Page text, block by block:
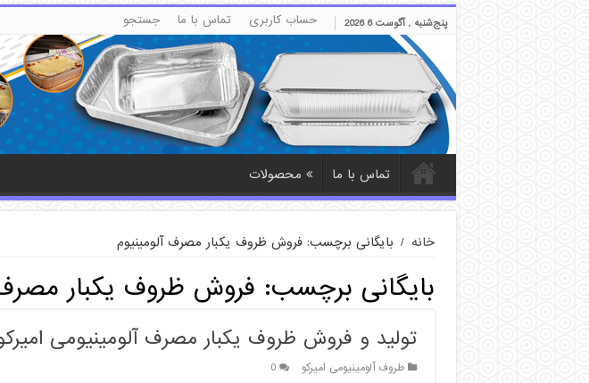
پنج‌شنبه , آگوست 6 2026 حساب کاربری تماس با ما جستجو
جستجو
برای:
دکمه جستجو
تماس با ما محصولات
خانه / بایگانی برچسب: فروش ظروف یکبار مصرف آلومینیوم
بایگانی برچسب: فروش ظروف یکبار مصرف
تولید و فروش ظروف یکبار مصرف آلومینیومی
طروف آلومینیومی امیرکو 0